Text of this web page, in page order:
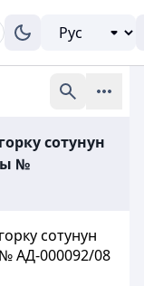
сотунун
№
сотунун
АД-000092/08